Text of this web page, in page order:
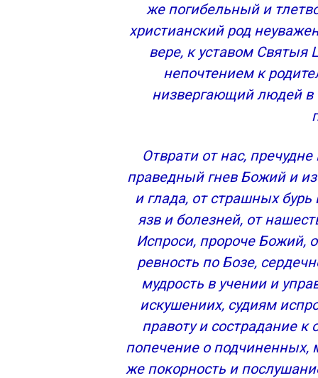
же погибельный и
христианский род
вере, к уставом Святыя
непочтением к
низвергающий людей в
Отврати от нас,
праведный гнев Божий и
и глада, от страшных
язв и болезней, от
Испроси, пророче Божий,
ревность по Бозе,
мудрость в учении и
искушениих, судиям
правоту и сострадание
попечение о подчиненных,
же покорность и